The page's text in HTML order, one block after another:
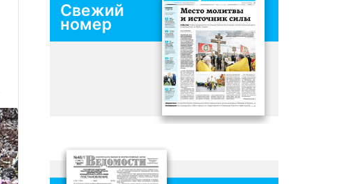
Свежий
номер